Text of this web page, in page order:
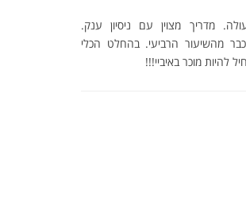
מדריך מצוין עם ניסיון ענק.
מהשיעור הרביעי. בהחלט הכלי
להיות מוכר באיביי!!!